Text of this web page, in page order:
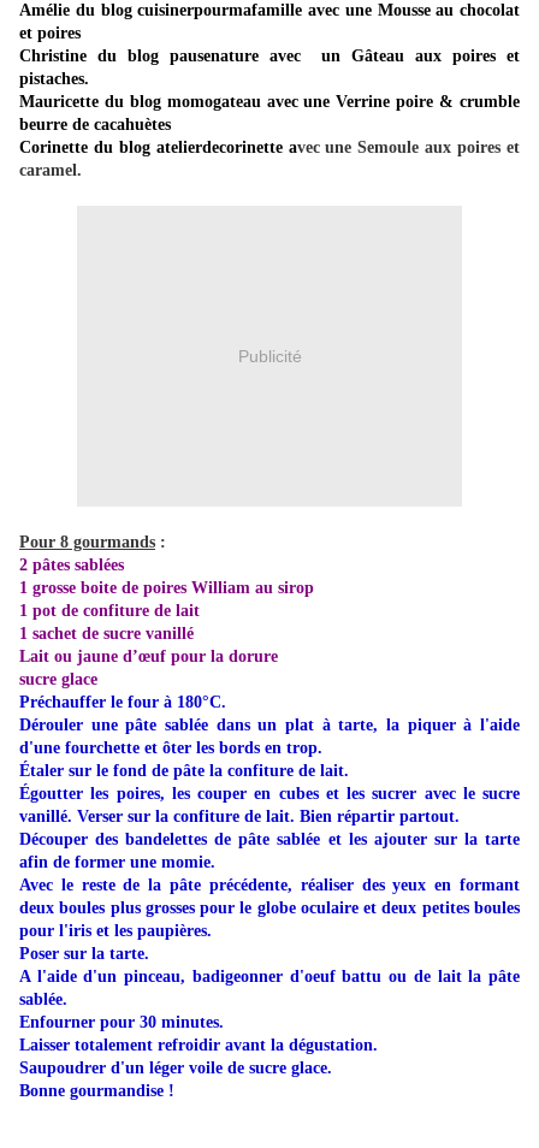
Amélie du blogcuisinerpourmafamille avec une Mousse au chocolat
et poires
Christine du blog pausenatureavec un Gâteau aux poires et
pistaches.
Mauricette du blog momogateauavec une Verrine poire & crumble
beurre de cacahuètes
Corinette du blog atelierdecorinetteavec une Semoule aux poires et
caramel.
Publicité
Pour 8 gourmands :
2 pâtes sablées
1 grosse boite de poires William au sirop
1 pot de confiture de lait
1 sachet de sucre vanillé
Lait ou jaune d’œuf pour la dorure
sucre glace
Préchauffer le four à 180°C.
Dérouler une pâte sablée dans un plat à tarte, la piquer à l'aide
d'une fourchette et ôter les bords en trop.
Étaler sur le fond de pâte la confiture de lait.
Égoutter les poires, les couper en cubes et les sucrer avec le sucre
vanillé. Verser sur la confiture de lait. Bien répartir partout.
Découper des bandelettes de pâte sablée et les ajouter sur la tarte
afin de former une momie.
Avec le reste de la pâte précédente, réaliser des yeux en formant
deux boules plus grosses pour le globe oculaire et deux petites boules
pour l'iris et les paupières.
Poser sur la tarte.
A l'aide d'un pinceau, badigeonner d'oeuf battu ou de lait la pâte
sablée.
Enfourner pour 30 minutes.
Laisser totalement refroidir avant la dégustation.
Saupoudrer d'un léger voile de sucre glace.
Bonne gourmandise !